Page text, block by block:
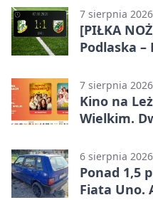
7 sierpnia 2026
[PIŁKA
Podlaska
podział
pierwszej
7 sierpnia 2026
Kino na
Wielkim.
6 sierpnia 2026
Ponad 1,5
Fiata Uno.